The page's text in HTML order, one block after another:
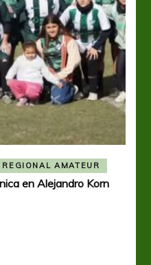
REGIONAL AMATEUR
en Alejandro Korn